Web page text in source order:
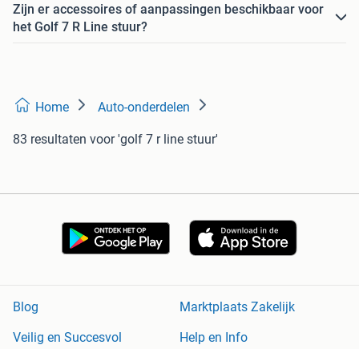
Zijn er accessoires of aanpassingen beschikbaar voor
het Golf 7 R Line stuur?
Home Auto-onderdelen
83 resultaten voor 'golf 7 r line stuur'
Blog
Marktplaats Zakelijk
Veilig en Succesvol
Help en Info